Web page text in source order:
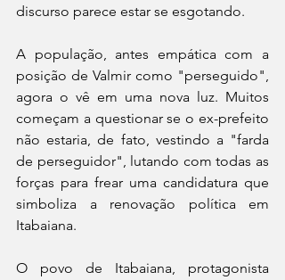
discurso parece estar se esgotando.
A população, antes empática com a
posição de Valmir como "perseguido",
agora o vê em uma nova luz. Muitos
começam a questionar se o ex-prefeito
não estaria, de fato, vestindo a "farda
de perseguidor", lutando com todas as
forças para frear uma candidatura que
simboliza a renovação política em
Itabaiana.
O povo de Itabaiana, protagonista